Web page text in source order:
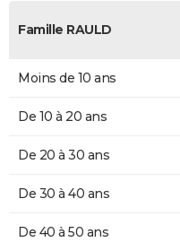
Famille RAULD
Moins de 10 ans
De 10 à 20 ans
De 20 à 30 ans
De 30 à 40 ans
De 40 à 50 ans